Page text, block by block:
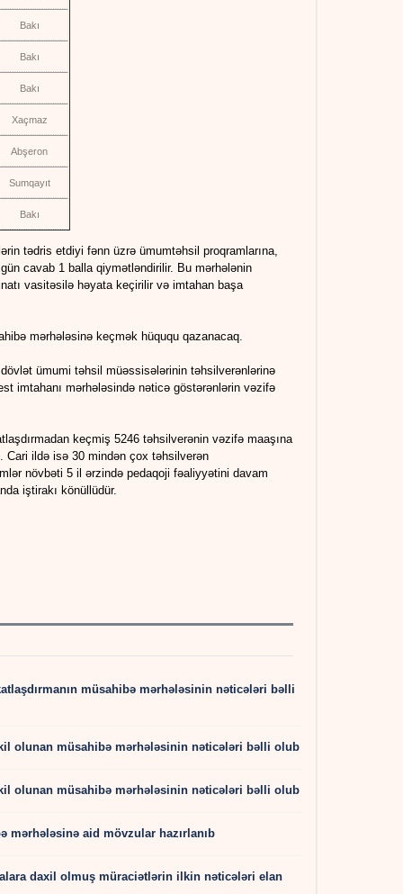
Bakı
Bakı
Bakı
Xaçmaz
Abşeron
Sumqayıt
Bakı
tədris etdiyi fənn üzrə ümumtəhsil proqramlarına,
cavab 1 balla qiymətləndirilir. Bu mərhələnin
vasitəsilə həyata keçirilir və imtahan başa
mərhələsinə keçmək hüququ qazanacaq.
ümumi təhsil müəssisələrinin təhsilverənlərinə
imtahanı mərhələsində nəticə göstərənlərin vəzifə
keçmiş 5246 təhsilverənin vəzifə maaşına
Cari ildə isə 30 mindən çox təhsilverən
növbəti 5 il ərzində pedaqoji fəaliyyətini davam
iştirakı könüllüdür.
müsahibə mərhələsinin nəticələri bəlli
olunan müsahibə mərhələsinin nəticələri bəlli olub
olunan müsahibə mərhələsinin nəticələri bəlli olub
mərhələsinə aid mövzular hazırlanıb
daxil olmuş müraciətlərin ilkin nəticələri elan